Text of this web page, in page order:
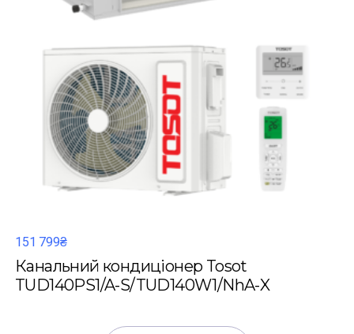
151 799₴
Канальний кондиціонер Tosot
TUD140PS1/A-S/TUD140W1/NhA-X